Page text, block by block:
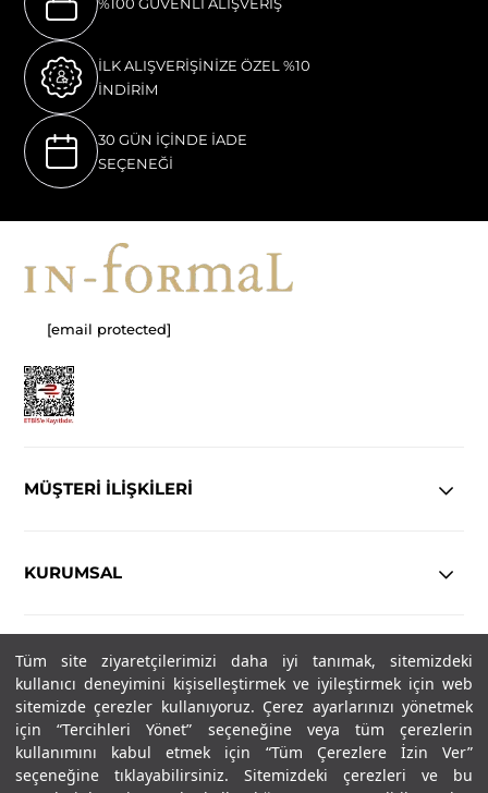
Tüm site ziyaretçilerimizi daha iyi tanımak, sitemizdeki
kullanıcı deneyimini kişiselleştirmek ve iyileştirmek için web
sitemizde çerezler kullanıyoruz. Çerez ayarlarınızı yönetmek
için “Tercihleri Yönet” seçeneğine veya tüm çerezlerin
kullanımını kabul etmek için “Tüm Çerezlere İzin Ver”
seçeneğine tıklayabilirsiniz. Sitemizdeki çerezleri ve bu
İLK ALIŞVERİŞİNİZE ÖZEL %10
İNDİRİM
30 GÜN İÇİNDE İADE
SEÇENEĞİ
[email protected]
MÜŞTERİ İLİŞKİLERİ
KURUMSAL
YASAL
Copyright© 2025 IN-FORMAL Tüm hakları saklıdır.
SOSYAL MEDYA